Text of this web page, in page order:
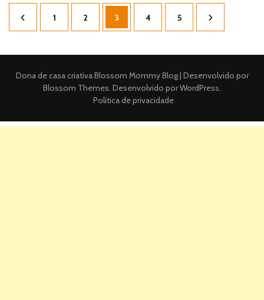
Paginação
de
Página
1 Página
2 Página
3 Página
4 Página
5
Dona de casa criativaBlossom Mommy Blog | Desenvolvido por
Blossom Themes. Desenvolvido porWordPress.
Politica de privacidade